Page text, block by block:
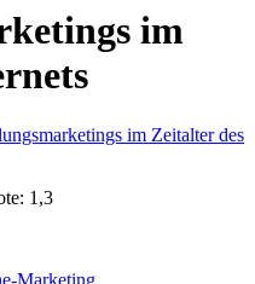
im
1,3
Marketing